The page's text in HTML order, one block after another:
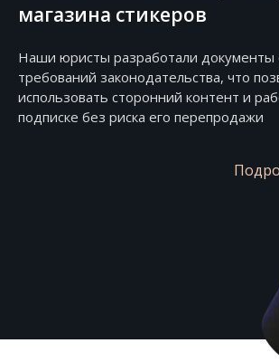
магазина стикеров
Наши юристы разработали документы
требований законодательства, что
использовать сторонний контент и
подписке без риска его перепродажи